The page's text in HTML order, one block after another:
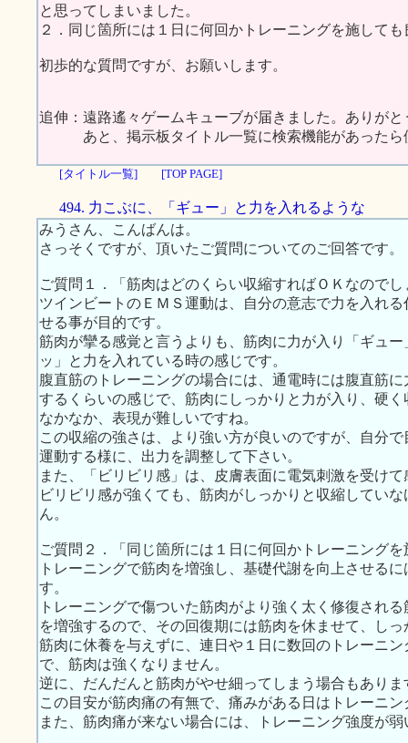
と思ってしまいました。
２．同じ箇所には１日に何回かトレーニングを施して
初歩的な質問ですが、お願いします。
追伸：遠路遙々ゲームキューブが届きました。ありが
あと、掲示板タイトル一覧に検索機能があったら
[タイトル一覧] [TOP PAGE]
494. 力こぶに、「ギュー」と力を入れるような
みうさん、こんばんは。
さっそくですが、頂いたご質問についてのご回答です。
ご質問１．「筋肉はどのくらい収縮すればＯＫなのでし
ツインビートのＥＭＳ運動は、自分の意志で力を入れ
せる事が目的です。
筋肉が攣る感覚と言うよりも、筋肉に力が入り「ギュ
ッ」と力を入れている時の感じです。
腹直筋のトレーニングの場合には、通電時には腹直筋
するくらいの感じで、筋肉にしっかりと力が入り、硬
なかなか、表現が難しいですね。
この収縮の強さは、より強い方が良いのですが、自分
運動する様に、出力を調整して下さい。
また、「ビリビリ感」は、皮膚表面に電気刺激を受け
ビリビリ感が強くても、筋肉がしっかりと収縮してい
ん。
ご質問２．「同じ箇所には１日に何回かトレーニング
トレーニングで筋肉を増強し、基礎代謝を向上させる
す。
トレーニングで傷ついた筋肉がより強く太く修復され
を増強するので、その回復期には筋肉を休ませて、し
筋肉に休養を与えずに、連日や１日に数回のトレーニ
で、筋肉は強くなりません。
逆に、だんだんと筋肉がやせ細ってしまう場合もありま
この目安が筋肉痛の有無で、痛みがある日はトレーニ
また、筋肉痛が来ない場合には、トレーニング強度が